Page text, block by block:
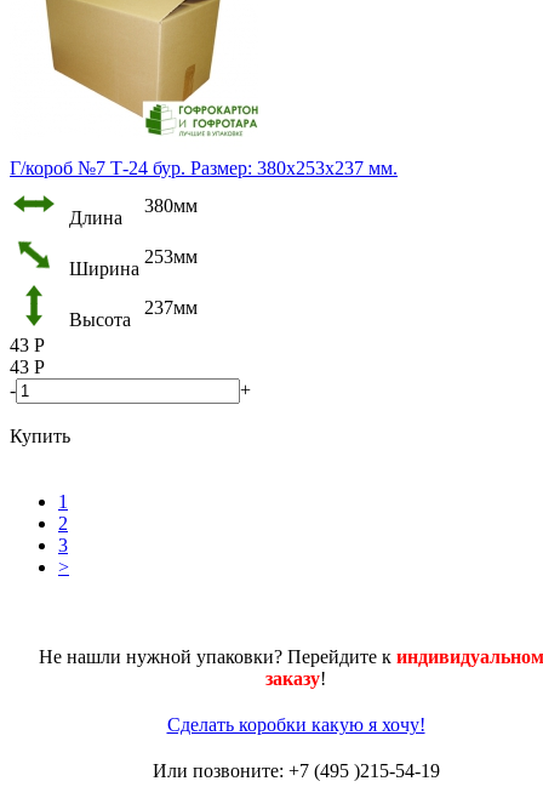
Г/короб №7 Т-24 бур. Размер: 380х253х237 мм.
Длина
380мм
Ширина
253мм
Высота
237мм
43 Р
43 Р
-
+
Купить
1
2
3
>
Не нашли нужной упаковки? Перейдите к
заказу!
Сделать коробки какую я хочу!
Или позвоните: +7 (495 )215-54-19